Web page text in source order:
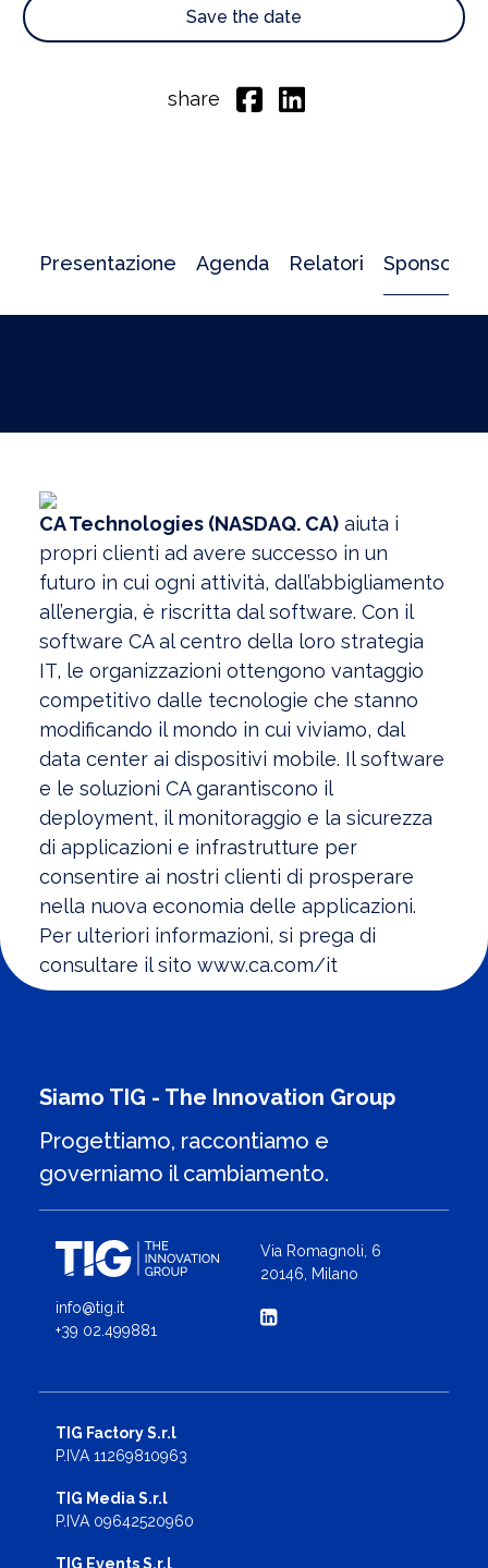
Save the date
share
Presentazione Agenda Relatori Sponsor
CA Technologies (NASDAQ. CA) aiuta i
propri clienti ad avere successo in un
futuro in cui ogni attività, dall’abbigliamento
all’energia, è riscritta dal software. Con il
software CA al centro della loro strategia
IT, le organizzazioni ottengono vantaggio
competitivo dalle tecnologie che stanno
modificando il mondo in cui viviamo, dal
data center ai dispositivi mobile. Il software
e le soluzioni CA garantiscono il
deployment, il monitoraggio e la sicurezza
di applicazioni e infrastrutture per
consentire ai nostri clienti di prosperare
nella nuova economia delle applicazioni.
Per ulteriori informazioni, si prega di
consultare il sito www.ca.com/it
Siamo TIG - The Innovation Group
Progettiamo, raccontiamo e
governiamo il cambiamento.
info@tig.it
+39 02.499881
Via Romagnoli, 6
20146, Milano
TIG Factory S.r.l
P.IVA 11269810963
TIG Media S.r.l
P.IVA 09642520960
TIG Events S.r.l